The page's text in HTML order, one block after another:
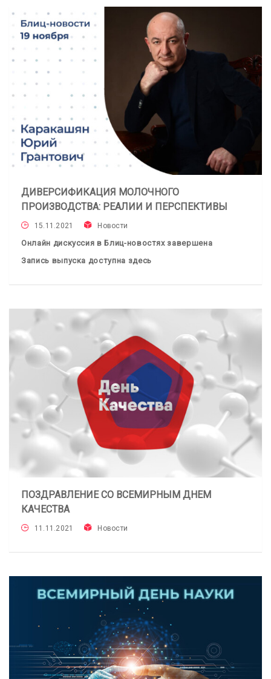
ДИВЕРСИФИКАЦИЯ МОЛОЧНОГО
ПРОИЗВОДСТВА: РЕАЛИИ И ПЕРСПЕКТИВЫ
15.11.2021 Новости
Онлайн дискуссия в Блиц-новостях завершена
Запись выпуска доступна здесь
ПОЗДРАВЛЕНИЕ СО ВСЕМИРНЫМ ДНЕМ
КАЧЕСТВА
11.11.2021 Новости